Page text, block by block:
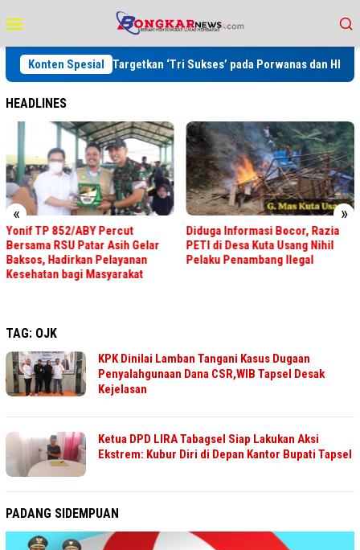
ke
kontenMobile
Konten SpesialTargetkan ‘Tri Sukses’ pada Porwanas dan HPN 2027
HEADLINES
« »
Diduga Informasi Bocor, Razia
PETI di Desa Kuta Usang Nihil
Pelaku Penambang Ilegal
JPU KEJARI ROHIL TUNTUT
PIDANA MATI PENGEDAR SABU
80 KG
TAG: OJK
KPK Dinilai Lamban Tangani Kasus Dugaan
Penyalahgunaan Dana CSR,WIB Tapsel Desak
Kejelasan
Ketua DPD LIRA Tabagsel Siap Lakukan Aksi
Ekstrem: Kubur Diri di Depan Kantor Bupati Tapsel
PADANG SIDEMPUAN